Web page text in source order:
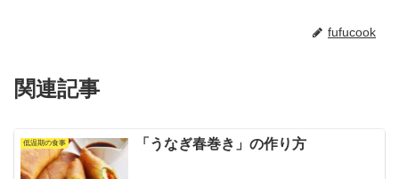
fufucook
関連記事
低温期の食事 「うなぎ春巻き」の作り方